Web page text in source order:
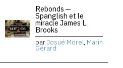
Rebonds —
Spanglish et le
miracle James L.
Brooks
parJosué Morel, Marin
Gérard